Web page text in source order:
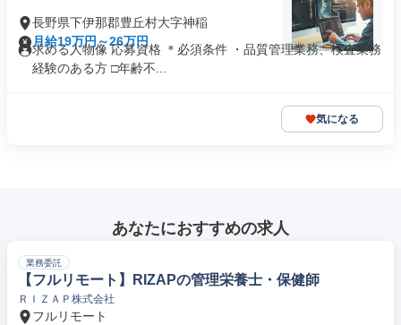
長野県下伊那郡豊丘村大字神稲
月給19万円～26万円
求める人物像 応募資格 ＊必須条件 ・品質管理業務、検査業務
経験のある方 □年齢不...
気になる
あなたにおすすめの求人
業務委託
【フルリモート】RIZAPの管理栄養士・保健師
ＲＩＺＡＰ株式会社
フルリモート